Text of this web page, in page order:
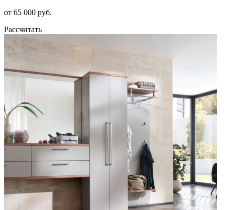
от 65 000 руб.
Рассчитать